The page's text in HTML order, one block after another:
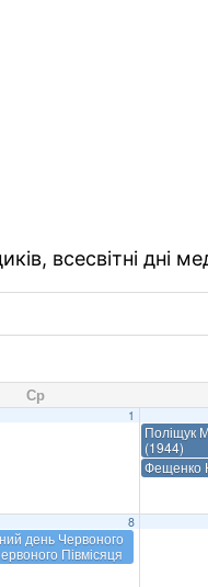
всесвітні дні
Ср
1
Поліщук
(1944)
Фещенко
8
день Червоного
Півмісяця